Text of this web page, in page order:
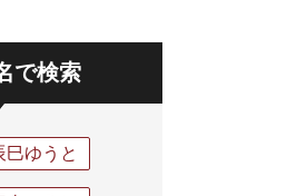
で検索
巳ゆうと